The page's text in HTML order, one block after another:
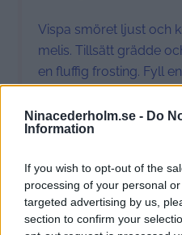
Ninacederholm.se - Do
Information
If you wish to opt-out of the
processing of your personal
targeted advertising by us,
section to confirm your
Vispa smöret ljust och
melis. Tillsätt grädde
en fluffig frosting. Fyll
Prep Time: